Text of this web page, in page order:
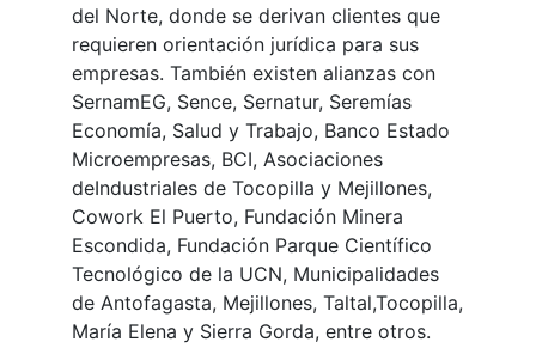
del Norte, donde se derivan clientes que
requieren orientación jurídica para sus
empresas. También existen alianzas con
SernamEG, Sence, Sernatur, Seremías
Economía, Salud y Trabajo, Banco Estado
Microempresas, BCI, Asociaciones
deIndustriales de Tocopilla y Mejillones,
Cowork El Puerto, Fundación Minera
Escondida, Fundación Parque Científico
Tecnológico de la UCN, Municipalidades
de Antofagasta, Mejillones, Taltal,Tocopilla,
María Elena y Sierra Gorda, entre otros.